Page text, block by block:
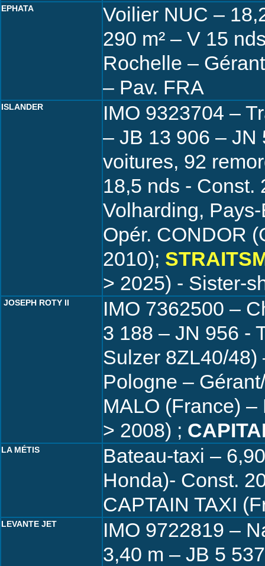
EPHATA
Voilier NUC –
290 m² – V 15
Rochelle –
– Pav. FRA
ISLANDER
IMO 9323704 –
– JB 13 906 – JN
voitures, 92
18,5 nds - Const.
Volharding,
Opér. CONDOR
2010);
> 2025) - Sister-
JOSEPH ROTY II
IMO 7362500 –
3 188 – JN 956 -
Sulzer 8ZL40/48)
Pologne –
MALO (France)
> 2008) ;
LA MÉTIS
Bateau-taxi –
Honda)- Const.
CAPTAIN TAXI
LEVANTE JET
IMO 9722819 –
3,40 m – JB 5